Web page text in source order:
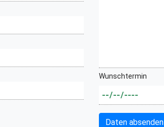
Wunschtermin
Daten absenden